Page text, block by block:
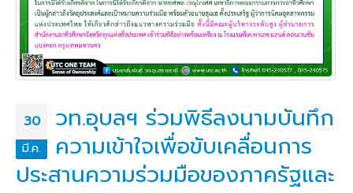
30
มี.ค.
วท.อุบลฯ ร่วมพิธีลงนามบันทึก
ความเข้าใจเพื่อขับเคลื่อนการ
ประสานความร่วมมือของภาครัฐและ